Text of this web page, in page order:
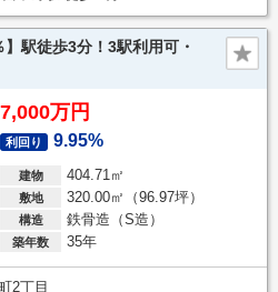
】駅徒歩3分！3駅利用可・
7,000万円
利回り 9.95%
建物 404.71㎡
敷地 320.00㎡（96.97坪）
構造 鉄骨造（S造）
築年数 35年
2丁目